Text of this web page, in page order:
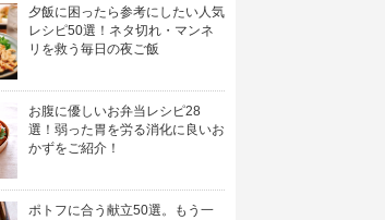
夕飯に困ったら参考にしたい人気
レシピ50選！ネタ切れ・マンネ
リを救う毎日の夜ご飯
お腹に優しいお弁当レシピ28
選！弱った胃を労る消化に良いお
かずをご紹介！
ポトフに合う献立50選。もう一